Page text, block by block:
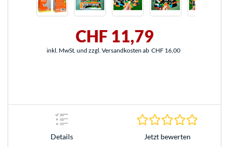
CHF 11,79
inkl. MwSt. und zzgl. Versandkosten ab CHF 16,00
Details Jetzt bewerten